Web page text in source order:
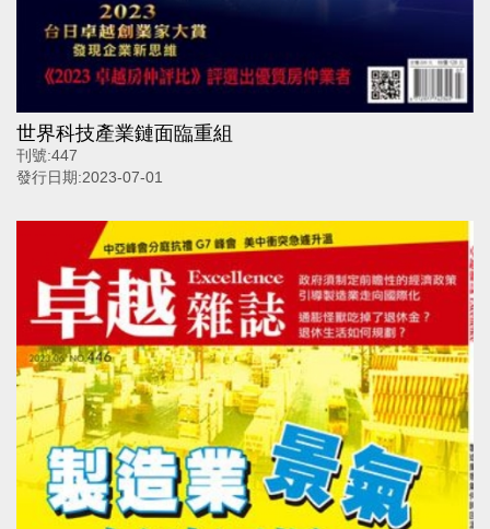
世界科技產業鏈面臨重組
刊號:447
發行日期:2023-07-01